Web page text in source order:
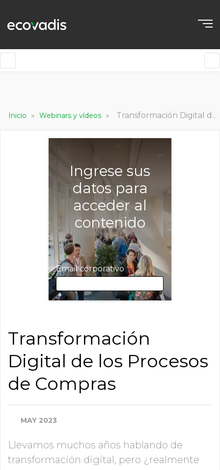
Inicio » Webinars y vídeos » Transformación Digital de los Procesos de Compras
Ingrese sus
datos para
acceder al
contenido
Email corporativo
Nombre
Empresa
Transformación
Digital de los Procesos
de Compras
MAY 2023
Llevamos muchos años hablando de
transformación digital, pero ¿realmente